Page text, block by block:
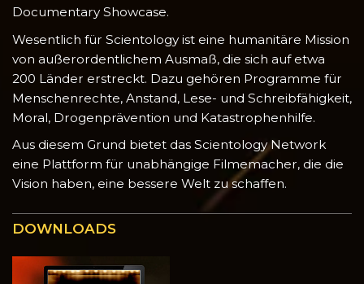
Documentary Showcase.
Wesentlich für Scientology ist eine humanitäre Mission
von außerordentlichem Ausmaß, die sich auf etwa
200 Länder erstreckt. Dazu gehören Programme für
Menschenrechte, Anstand, Lese- und Schreibfähigkeit,
Moral, Drogenprävention und Katastrophenhilfe.
Aus diesem Grund bietet das Scientology Network
eine Plattform für unabhängige Filmemacher, die die
Vision haben, eine bessere Welt zu schaffen.
DOWNLOADS